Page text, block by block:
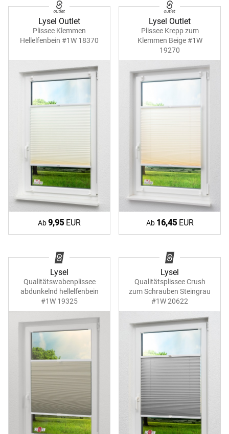
Lysel Outlet
Plissee Klemmen
Hellelfenbein #1W 18370
Ab9,95 EUR
Lysel Outlet
Plissee Krepp zum
Klemmen Beige #1W
19270
Ab 16,45EUR
Lysel
Qualitätswabenplissee
abdunkelnd hellelfenbein
#1W 19325
Lysel
Qualitätsplissee Crush
zum Schrauben Steingrau
#1W 20622